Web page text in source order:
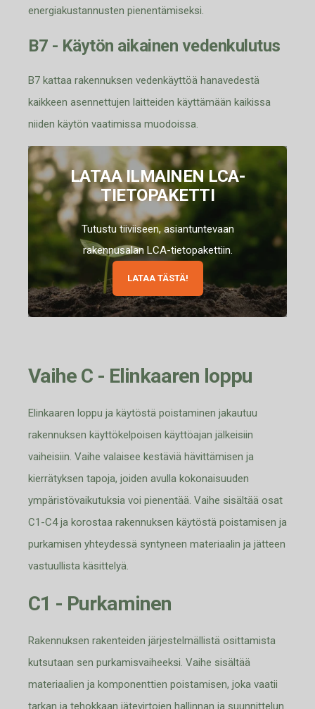
energiakustannusten pienentämiseksi.
B7 - Käytön aikainen vedenkulutus
B7 kattaa rakennuksen vedenkäyttöä hanavedestä
kaikkeen asennettujen laitteiden käyttämään kaikissa
niiden käytön vaatimissa muodoissa.
LATAA ILMAINEN LCA-
TIETOPAKETTI
Tutustu tiiviiseen, asiantuntevaan
rakennusalan LCA-tietopakettiin.
LATAA TÄSTÄ!
Vaihe C - Elinkaaren loppu
Elinkaaren loppu ja käytöstä poistaminen jakautuu
rakennuksen käyttökelpoisen käyttöajan jälkeisiin
vaiheisiin. Vaihe valaisee kestäviä hävittämisen ja
kierrätyksen tapoja, joiden avulla kokonaisuuden
ympäristövaikutuksia voi pienentää. Vaihe sisältää osat
C1-C4 ja korostaa rakennuksen käytöstä poistamisen ja
purkamisen yhteydessä syntyneen materiaalin ja jätteen
vastuullista käsittelyä.
C1 - Purkaminen
Rakennuksen rakenteiden järjestelmällistä osittamista
kutsutaan sen purkamisvaiheeksi. Vaihe sisältää
materiaalien ja komponenttien poistamisen, joka vaatii
tarkan ja tehokkaan jätevirtojen hallinnan ja suunnittelun.